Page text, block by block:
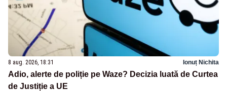
8 aug. 2026, 18:31 Ionuț Nichita
Adio, alerte de poliție pe Waze? Decizia luată de Curtea
de Justiție a UE